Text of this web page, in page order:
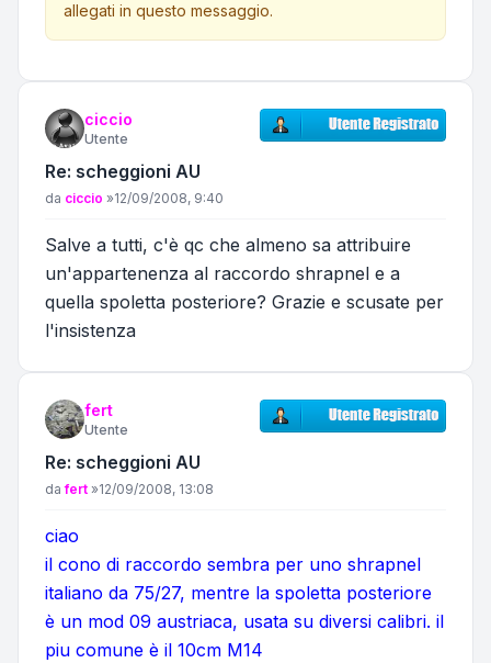
allegati in questo messaggio.
ciccio
Utente
Re: scheggioni AU
Messaggio
da ciccio »12/09/2008, 9:40
Salve a tutti, c'è qc che almeno sa attribuire
un'appartenenza al raccordo shrapnel e a
quella spoletta posteriore? Grazie e scusate per
l'insistenza
fert
Utente
Re: scheggioni AU
Messaggio
dafert »12/09/2008, 13:08
ciao
il cono di raccordo sembra per uno shrapnel
italiano da 75/27, mentre la spoletta posteriore
è un mod 09 austriaca, usata su diversi calibri. il
piu comune è il 10cm M14